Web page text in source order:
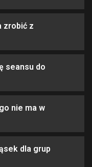
zrobić z
seansu do
nie ma w
dla grup